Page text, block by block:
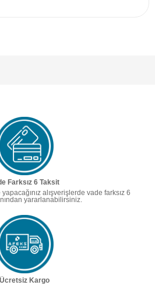
Farksız 6 Taksit
alışverişlerde vade farksız 6
yararlanabilirsiniz.
Ücretsiz Kargo